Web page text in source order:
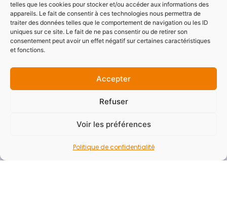
telles que les cookies pour stocker et/ou accéder aux informations des
appareils. Le fait de consentir à ces technologies nous permettra de
traiter des données telles que le comportement de navigation ou les ID
uniques sur ce site. Le fait de ne pas consentir ou de retirer son
consentement peut avoir un effet négatif sur certaines caractéristiques
et fonctions.
Accepter
Refuser
Voir les préférences
Politique de confidentialité
Aide
Accessibilité
Mentions légales
Plan du site
Newsletter
Vous souhaitez recevoir la newsletter du SYDESL